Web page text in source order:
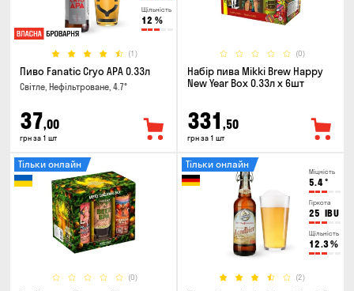
Щільність
12 %
(1)
Пиво Fanatic Cryo APA 0.33л
Світле, Нефільтроване, 4.7°
37,00
грн за 1 шт
(0)
Набір пива Mikki Brew Happy
New Year Box 0.33л x 6шт
331 ,50
грн за 1 шт
(0)
Тільки онлайн
Міцність
5.4°
Гіркота
25 IBU
Щільність
12.3%
(2)
Тільки онлайн